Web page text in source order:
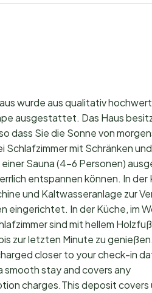
wurde aus qualitativ
ausgestattet. Das Haus
dass Sie die Sonne von
mit Schränken
Sauna (4-6 Personen)
entspannen können. In
und Kaltwasseranlage zur
eingerichtet. In der Küche, im
sind mit hellem
zur letzten Minute zu
closer to your check-in
smooth stay and covers any
charges.This deposit